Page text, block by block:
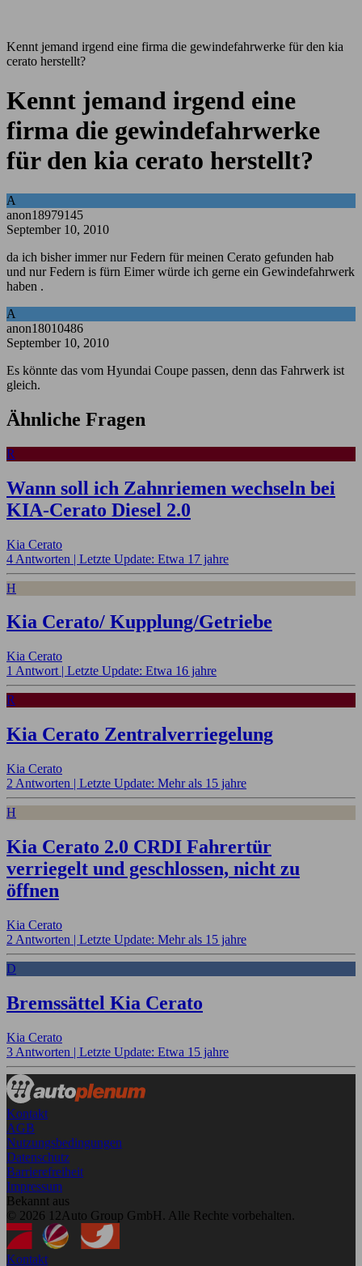
Kennt jemand irgend eine firma die gewindefahrwerke für den kia
cerato herstellt?
Kennt jemand irgend eine
firma die gewindefahrwerke
für den kia cerato herstellt?
A
anon18979145
September 10, 2010
da ich bisher immer nur Federn für meinen Cerato gefunden hab
und nur Federn is fürn Eimer würde ich gerne ein Gewindefahrwerk
haben .
A
anon18010486
September 10, 2010
Es könnte das vom Hyundai Coupe passen, denn das Fahrwerk ist
gleich.
Ähnliche Fragen
R
Wann soll ich Zahnriemen wechseln bei
KIA-Cerato Diesel 2.0
Kia Cerato
4 Antworten | Letzte Update: Etwa 17 jahre
H
Kia Cerato/ Kupplung/Getriebe
Kia Cerato
1 Antwort | Letzte Update: Etwa 16 jahre
R
Kia Cerato Zentralverriegelung
Kia Cerato
2 Antworten | Letzte Update: Mehr als 15 jahre
H
Kia Cerato 2.0 CRDI Fahrertür
verriegelt und geschlossen, nicht zu
öffnen
Kia Cerato
2 Antworten | Letzte Update: Mehr als 15 jahre
D
Bremssättel Kia Cerato
Kia Cerato
3 Antworten | Letzte Update: Etwa 15 jahre
Kontakt
AGB
Nutzungsbedingungen
Datenschutz
Barrierefreiheit
Impressum
Bekannt aus
© 2026 12Auto Group GmbH. Alle Rechte vorbehalten.
Kontakt